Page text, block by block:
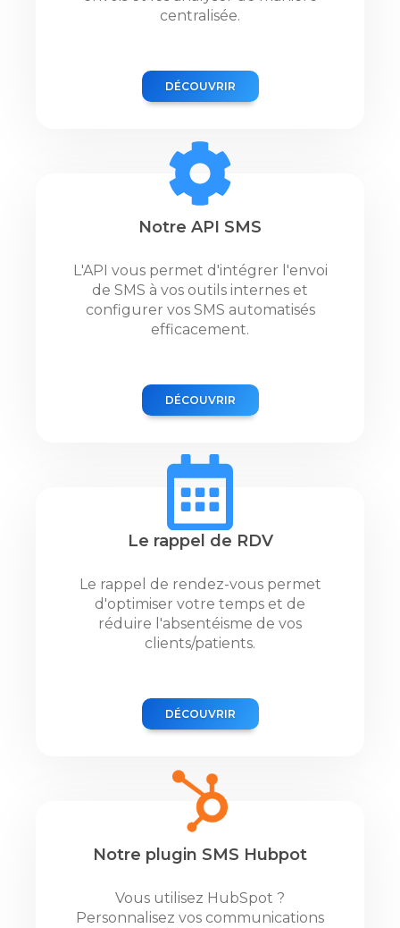
centralisée.
DÉCOUVRIR
Notre API SMS
L'API vous permet d'intégrer l'envoi
de SMS à vos outils internes et
configurer vos SMS automatisés
efficacement.
DÉCOUVRIR
Le rappel de RDV
Le rappel de rendez-vous permet
d'optimiser votre temps et de
réduire l'absentéisme de vos
clients/patients.
DÉCOUVRIR
Notre plugin SMS Hubpot
Vous utilisez HubSpot ?
Personnalisez vos communications